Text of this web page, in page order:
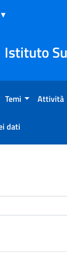
Istituto
Temi Attività
dati